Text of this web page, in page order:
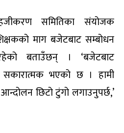
समितिका संयोजक
माग बजेटबाट सम्बोधन
बताउँछन् । ‘बजेटबाट
सकारात्मक भएको छ । हामी
छिटो टुंगो लगाउनुपर्छ,’